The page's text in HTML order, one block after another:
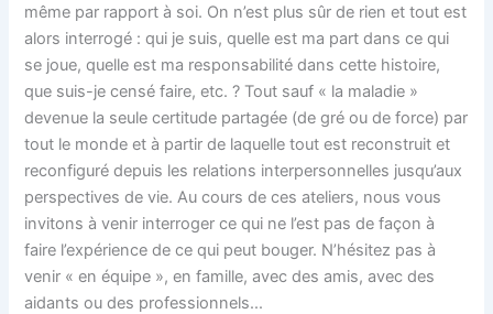
même par rapport à soi. On n’est plus sûr de rien et tout est
alors interrogé : qui je suis, quelle est ma part dans ce qui
se joue, quelle est ma responsabilité dans cette histoire,
que suis-je censé faire, etc. ? Tout sauf « la maladie »
devenue la seule certitude partagée (de gré ou de force) par
tout le monde et à partir de laquelle tout est reconstruit et
reconfiguré depuis les relations interpersonnelles jusqu’aux
perspectives de vie. Au cours de ces ateliers, nous vous
invitons à venir interroger ce qui ne l’est pas de façon à
faire l’expérience de ce qui peut bouger. N’hésitez pas à
venir « en équipe », en famille, avec des amis, avec des
aidants ou des professionnels...